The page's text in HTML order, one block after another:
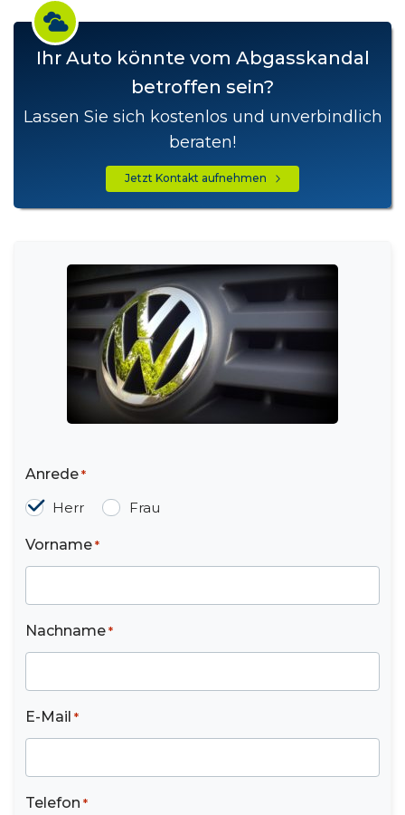
Ihr Auto könnte vom Abgasskandal
betroffen sein?
Lassen Sie sich kostenlos und unverbindlich
beraten!
Jetzt Kontakt aufnehmen
Anrede *
Herr Frau
Vorname *
Nachname *
E-Mail *
Telefon *